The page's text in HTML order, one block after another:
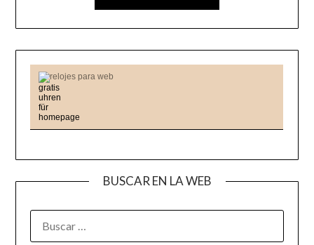
relojes para web
BUSCAR EN LA WEB